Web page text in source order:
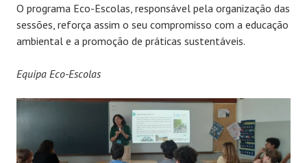
O programa Eco-Escolas, responsável pela organização das
sessões, reforça assim o seu compromisso com a educação
ambiental e a promoção de práticas sustentáveis.
Equipa Eco-Escolas